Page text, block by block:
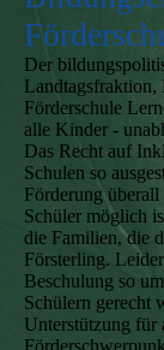
Der
Landtagsfraktion,
Förderschule
alle Kinder -
Das Recht auf
Schulen so
Förderung
Schüler möglich
die Familien, die
Försterling.
Beschulung so
Schülern gerecht
Unterstützung